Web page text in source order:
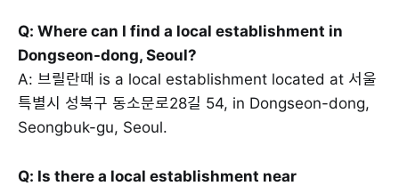
Q: Where can I find a local establishment in
Dongseon-dong, Seoul?
A: 브릴란때 is a local establishment located at 서울
특별시 성북구 동소문로28길 54, in Dongseon-dong,
Seongbuk-gu, Seoul.
Q: Is there a local establishment near